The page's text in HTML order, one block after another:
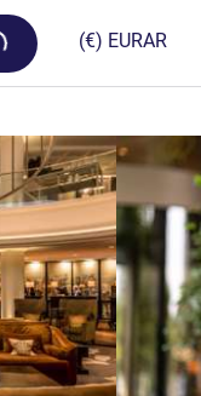
AR
EUR
(€)